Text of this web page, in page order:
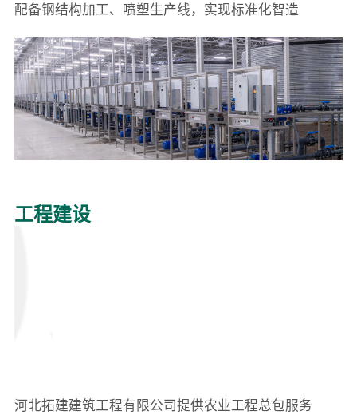
配备钢结构加工、喷塑生产线，实现标准化智造
工程建设
河北拓建建筑工程有限公司提供农业工程总包服务